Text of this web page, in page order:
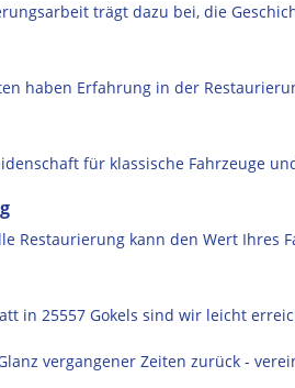
trägt dazu bei, die
haben Erfahrung in der
für klassische Fahrzeuge
Restaurierung kann den Wert
in 25557 Gokels sind wir leicht
vergangener Zeiten zurück -